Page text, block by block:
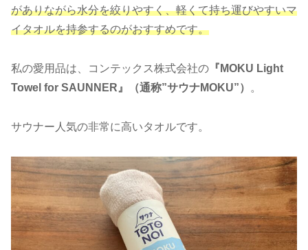
がありながら水分を絞りやすく、軽くて持ち運びやすいマ
イタオルを持参するのがおすすめです。
私の愛用品は、コンテックス株式会社の 『MOKU Light
Towel for SAUNNER』（通称”サウナMOKU”）
。
サウナー人気の非常に高いタオルです。